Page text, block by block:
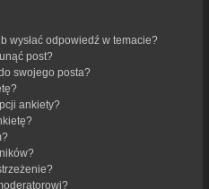
wysłać odpowiedź w temacie?
post?
swojego posta?
ankiety?